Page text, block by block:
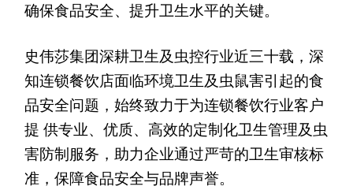
确保食品安全、提升卫生水平的关键。
史伟莎集团深耕卫生及虫控行业近三十载，深
知连锁餐饮店面临环境卫生及虫鼠害引起的食
品安全问题，始终致力于为连锁餐饮行业客户
提 供专业、优质、高效的定制化卫生管理及虫
害防制服务，助力企业通过严苛的卫生审核标
准，保障食品安全与品牌声誉。